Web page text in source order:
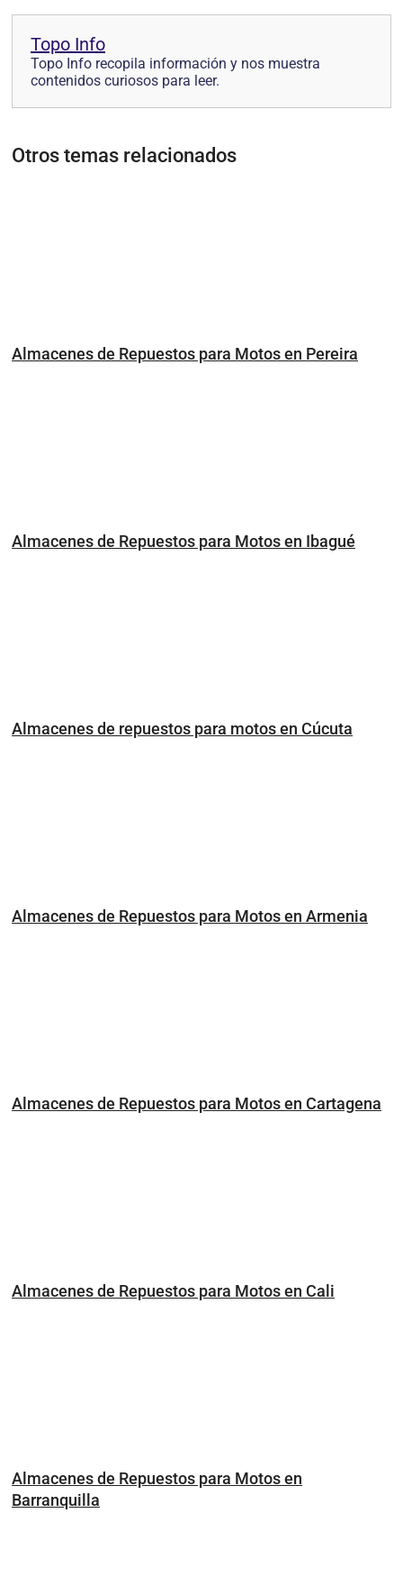
Topo Info
Topo Info recopila información y nos muestra
contenidos curiosos para leer.
Otros temas relacionados
Almacenes de Repuestos para Motos en Pereira
Almacenes de Repuestos para Motos en Ibagué
Almacenes de repuestos para motos en Cúcuta
Almacenes de Repuestos para Motos en Armenia
Almacenes de Repuestos para Motos en Cartagena
Almacenes de Repuestos para Motos en Cali
Almacenes de Repuestos para Motos en
Barranquilla